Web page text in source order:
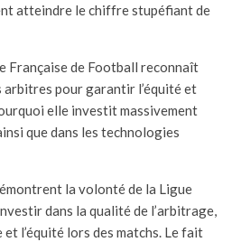
atteindre le chiffre stupéfiant de
Française de Football reconnaît
arbitres pour garantir l’équité et
elle investit massivement
que dans les technologies
la volonté de la Ligue
dans la qualité de l’arbitrage,
l’équité lors des matchs. Le fait